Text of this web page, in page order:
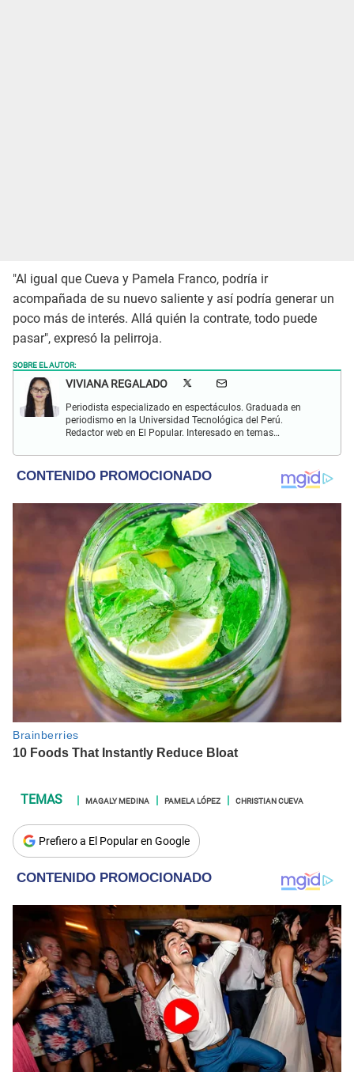
"Al igual que Cueva y Pamela Franco, podría ir
acompañada de su nuevo saliente y así podría generar un
poco más de interés. Allá quién la contrate, todo puede
pasar", expresó la pelirroja.
SOBRE EL AUTOR:
VIVIANA REGALADO
Periodista especializado en espectáculos. Graduada en
periodismo en la Universidad Tecnológica del Perú.
Redactor web en El Popular. Interesado en temas
y crónicas.
MAGALY MEDINA PAMELA LÓPEZ CHRISTIAN CUEVA
Prefiero a El Popular en Google